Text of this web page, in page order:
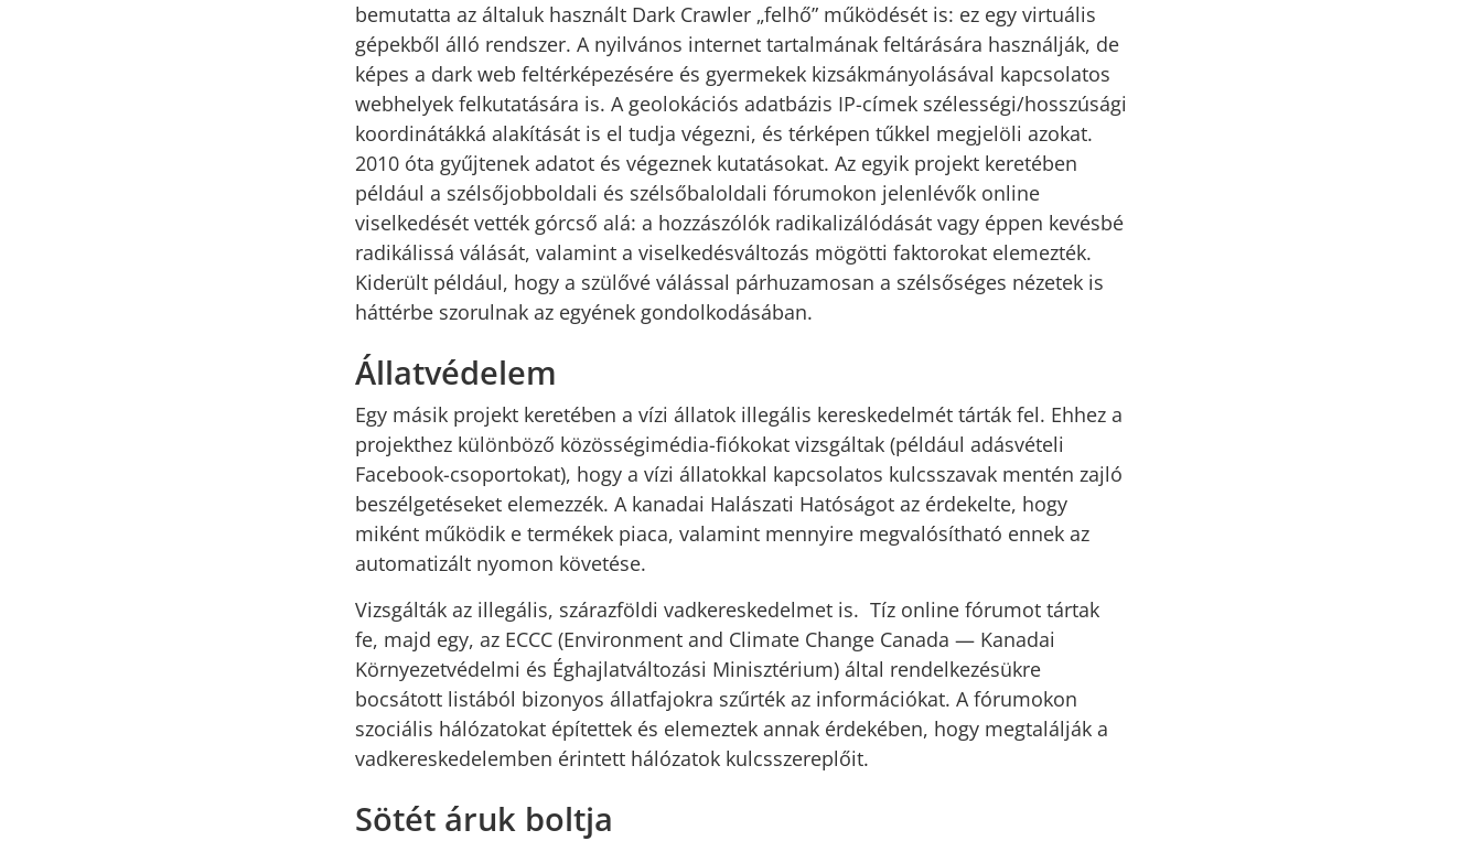
bemutatta az általuk használt Dark Crawler „felhő” működését is: ez egy virtuális
gépekből álló rendszer. A nyilvános internet tartalmának feltárására használják, de
képes a dark web feltérképezésére és gyermekek kizsákmányolásával kapcsolatos
webhelyek felkutatására is. A geolokációs adatbázis IP-címek szélességi/hosszúsági
koordinátákká alakítását is el tudja végezni, és térképen tűkkel megjelöli azokat.
2010 óta gyűjtenek adatot és végeznek kutatásokat. Az egyik projekt keretében
például a szélsőjobboldali és szélsőbaloldali fórumokon jelenlévők online
viselkedését vették górcső alá: a hozzászólók radikalizálódását vagy éppen kevésbé
radikálissá válását, valamint a viselkedésváltozás mögötti faktorokat elemezték.
Kiderült például, hogy a szülővé válással párhuzamosan a szélsőséges nézetek is
háttérbe szorulnak az egyének gondolkodásában.
Állatvédelem
Egy másik projekt keretében a vízi állatok illegális kereskedelmét tárták fel. Ehhez a
projekthez különböző közösségimédia-fiókokat vizsgáltak (például adásvételi
Facebook-csoportokat), hogy a vízi állatokkal kapcsolatos kulcsszavak mentén zajló
beszélgetéseket elemezzék. A kanadai Halászati Hatóságot az érdekelte, hogy
miként működik e termékek piaca, valamint mennyire megvalósítható ennek az
automatizált nyomon követése.
Vizsgálták az illegális, szárazföldi vadkereskedelmet is. Tíz online fórumot tártak
fe, majd egy, az ECCC (Environment and Climate Change Canada — Kanadai
Környezetvédelmi és Éghajlatváltozási Minisztérium) által rendelkezésükre
bocsátott listából bizonyos állatfajokra szűrték az információkat. A fórumokon
szociális hálózatokat építettek és elemeztek annak érdekében, hogy megtalálják a
vadkereskedelemben érintett hálózatok kulcsszereplőit.
Sötét áruk boltja